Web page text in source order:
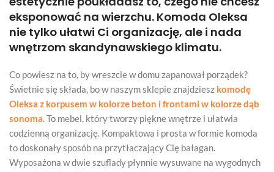
eksponować na wierzchu. Komoda Oleksa
nie tylko ułatwi Ci organizację, ale i nada
wnętrzom skandynawskiego klimatu.
Co powiesz na to, by wreszcie w domu zapanował porządek?
Świetnie się składa, bo w naszym sklepie znajdziesz komodę
Oleksa z korpusem w kolorze beton i frontami w kolorze dąb
sonoma. To mebel, który tworzy piękne wnętrze i ułatwia
codzienną organizację. Kompaktowa i prosta w formie komoda
to doskonały sposób na przytłaczający Cię bałagan.
Wyposażona w dwie szuflady płynnie wysuwane na wygodnych